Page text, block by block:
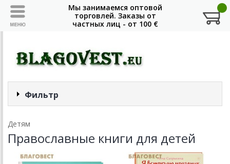
Фильтр
Детям
Православные книги для детей